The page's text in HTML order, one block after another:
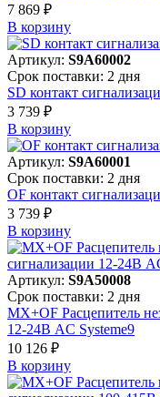
7 869 ₽
В корзинy
Артикул: S9A60002
Срок поставки: 2 дня
SD контакт
3 739 ₽
В корзинy
Артикул: S9A60001
Срок поставки: 2 дня
OF контакт
3 739 ₽
В корзинy
Артикул: S9A50008
Срок поставки: 2 дня
MX+OF Расцепитель
12-24В AC Systeme9
10 126 ₽
В корзинy